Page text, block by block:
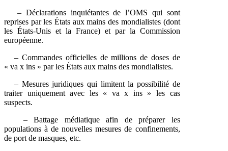
– Déclarations inquiétantes de l’OMS qui sont
reprises par les États aux mains des mondialistes (dont
les États-Unis et la France) et par la Commission
européenne.
– Commandes officielles de millions de doses de
« va x ins » par les États aux mains des mondialistes.
– Mesures juridiques qui limitent la possibilité de
traiter uniquement avec les « va x ins » les cas
suspects.
– Battage médiatique afin de préparer les
populations à de nouvelles mesures de confinements,
de port de masques, etc.